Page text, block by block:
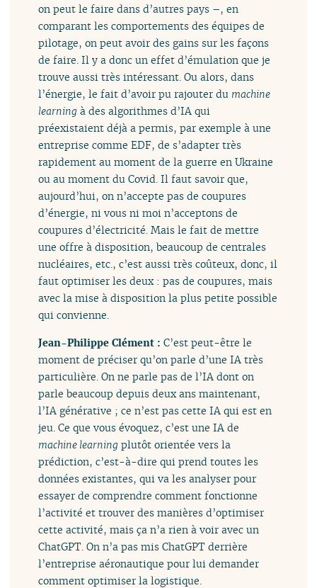
on peut le faire dans d’autres pays –, en
comparant les comportements des équipes de
pilotage, on peut avoir des gains sur les façons
de faire. Il y a donc un effet d’émulation que je
trouve aussi très intéressant. Ou alors, dans
l’énergie, le fait d’avoir pu rajouter du machine
learning à des algorithmes d’IA qui
préexistaient déjà a permis, par exemple à une
entreprise comme EDF, de s’adapter très
rapidement au moment de la guerre en Ukraine
ou au moment du Covid. Il faut savoir que,
aujourd’hui, on n’accepte pas de coupures
d’énergie, ni vous ni moi n’acceptons de
coupures d’électricité. Mais le fait de mettre
une offre à disposition, beaucoup de centrales
nucléaires, etc., c’est aussi très coûteux, donc, il
faut optimiser les deux : pas de coupures, mais
avec la mise à disposition la plus petite possible
qui convienne.
Jean-Philippe Clément :C’est peut-être le
moment de préciser qu’on parle d’une IA très
particulière. On ne parle pas de l’IA dont on
parle beaucoup depuis deux ans maintenant,
l’IA générative ; ce n’est pas cette IA qui est en
jeu. Ce que vous évoquez, c’est une IA de
machine learning plutôt orientée vers la
prédiction, c’est-à-dire qui prend toutes les
données existantes, qui va les analyser pour
essayer de comprendre comment fonctionne
l’activité et trouver des manières d’optimiser
cette activité, mais ça n’a rien à voir avec un
ChatGPT. On n’a pas mis ChatGPT derrière
l’entreprise aéronautique pour lui demander
comment optimiser la logistique.